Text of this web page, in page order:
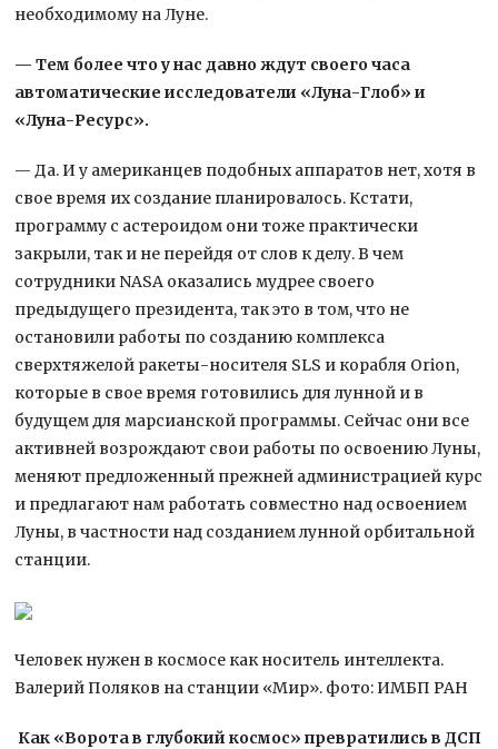
необходимому на Луне.
— Тем более что у нас давно ждут своего часа
автоматические исследователи «Луна-Глоб» и
«Луна-Ресурс».
— Да. И у американцев подобных аппаратов нет, хотя в
свое время их создание планировалось. Кстати,
программу с астероидом они тоже практически
закрыли, так и не перейдя от слов к делу. В чем
сотрудники NASA оказались мудрее своего
предыдущего президента, так это в том, что не
остановили работы по созданию комплекса
сверхтяжелой ракеты-носителя SLS и корабля Orion,
которые в свое время готовились для лунной и в
будущем для марсианской программы. Сейчас они все
активней возрождают свои работы по освоению Луны,
меняют предложенный прежней администрацией курс
и предлагают нам работать совместно над освоением
Луны, в частности над созданием лунной орбитальной
станции.
Человек нужен в космосе как носитель интеллекта.
Валерий Поляков на станции «Мир». фото: ИМБП РАН
Как «Ворота в глубокий космос» превратились в ДСП